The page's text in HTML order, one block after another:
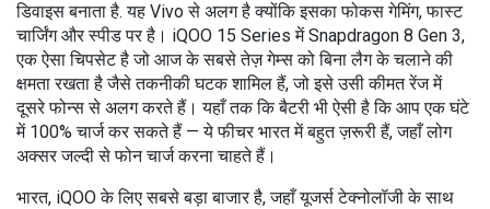
डिवाइस बनाता है. यह Vivoसे अलग है क्योंकि इसका फोकस गेमिंग, फास्ट
चार्जिंग और स्पीड पर है। iQOO 15 Series मेंSnapdragon 8 Gen 3,
एक ऐसा चिपसेट है जो आज के सबसे तेज़ गेम्स को बिना लैग के चलाने की
क्षमता रखता हैजैसे तकनीकी घटक शामिल हैं, जो इसे उसी कीमत रेंज में
दूसरे फोन्स से अलग करते हैं। यहाँ तक कि बैटरी भी ऐसी है कि आप एक घंटे
में 100% चार्ज कर सकते हैं — ये फीचर भारत में बहुत ज़रूरी हैं, जहाँ लोग
अक्सर जल्दी से फोन चार्ज करना चाहते हैं।
भारत, iQOO के लिए सबसे बड़ा बाजार है, जहाँ यूजर्स टेक्नोलॉजी के साथ